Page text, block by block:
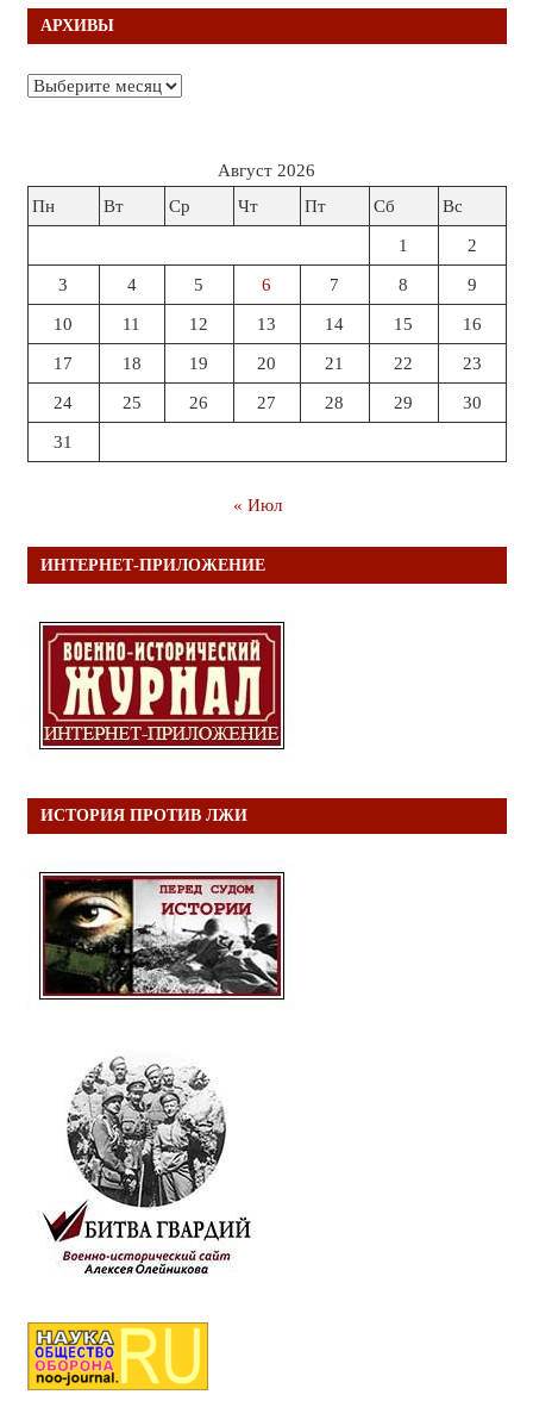
АРХИВЫ
Архивы
Август 2026
Пн
Вт Ср Чт Пт Сб Вс
1 2
3 4 5 6 7 8 9
10 11 12 13 14 15 16
17 18 19 20 21 22 23
24 25 26 27 28 29 30
31
« Июл
ИНТЕРНЕТ-ПРИЛОЖЕНИЕ
ИСТОРИЯ ПРОТИВ ЛЖИ